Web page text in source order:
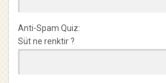
Anti-Spam Quiz:
Süt ne renktir ?